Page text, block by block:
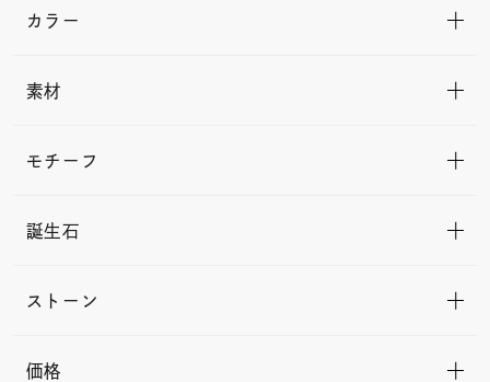
カラー
素材
モチーフ
誕生石
ストーン
価格